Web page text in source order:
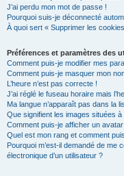
J’ai perdu mon mot de passe !
Pourquoi suis-je déconnecté
À quoi sert « Supprimer les
Préférences et paramètres des
Comment puis-je modifier mes
Comment puis-je masquer mon
L’heure n’est pas correcte !
J’ai réglé le fuseau horaire mais
Ma langue n’apparaît pas dans la
Que signifient les images situées à
Comment puis-je afficher un
Quel est mon rang et comment
Pourquoi m’est-il demandé de me
électronique d’un utilisateur ?